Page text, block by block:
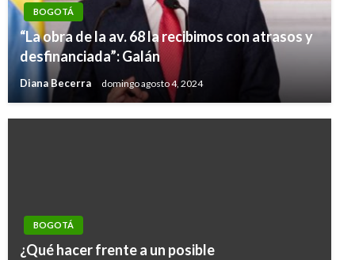
BOGOTÁ
“La obra de la av. 68 la recibimos con atrasos y
desfinanciada”: Galán
Diana Becerra domingo agosto 4, 2024
BOGOTÁ
¿Qué hacer frente a un posible